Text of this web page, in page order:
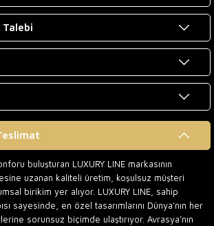
buluşturan LUXURY LINE markasının
uzanan kaliteli üretim, koşulsuz müşteri
birikim yer alıyor. LUXURY LINE, sahip
sayesinde, en özel tasarımlarını Dünya’nın her
sorunsuz biçimde ulaştırıyor. Avrasya’nın